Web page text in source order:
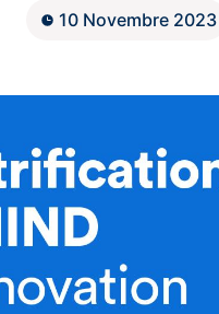
10 Novembre 2023